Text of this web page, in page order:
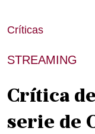
Críticas
STREAMING
Crítica
serie de